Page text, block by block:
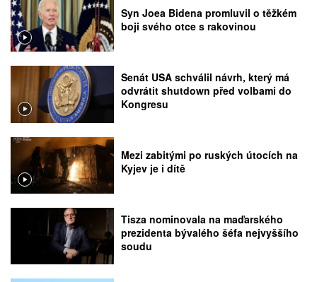
Syn Joea Bidena promluvil o těžkém
boji svého otce s rakovinou
Senát USA schválil návrh, který má
odvrátit shutdown před volbami do
Kongresu
Mezi zabitými po ruských útocích na
Kyjev je i dítě
Tisza nominovala na maďarského
prezidenta bývalého šéfa nejvyššího
soudu